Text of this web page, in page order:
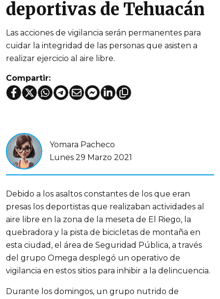
deportivas de Tehuacán
Las acciones de vigilancia serán permanentes para
cuidar la integridad de las personas que asisten a
realizar ejercicio al aire libre.
Compartir:
Yomara Pacheco
Lunes 29 Marzo 2021
Debido a los asaltos constantes de los que eran
presas los deportistas que realizaban actividades al
aire libre en la zona de la meseta de El Riego, la
quebradora y la pista de bicicletas de montaña en
esta ciudad, el área de Seguridad Pública, a través
del grupo Omega desplegó un operativo de
vigilancia en estos sitios para inhibir a la delincuencia.
Durante los domingos, un grupo nutrido de